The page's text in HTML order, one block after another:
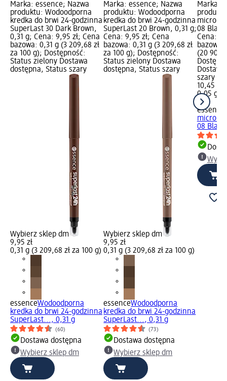
Marka: essence; Nazwa
produktu: Wodoodporna
kredka do brwi 24-godzinna
SuperLast 30 Dark Brown,
0,31 g; Cena: 9,95 zł; Cena
bazowa: 0,31 g (3 209,68 zł
za 100 g); Dostępność:
Status zielony Dostawa
dostępna, Status szary
Wybierz sklep dm
9,95 zł
0,31 g (3 209,68 zł za 100 g)
essenceWodoodporna
kredka do brwi 24-godzinna
SuperLast..., 0,31 g
(60)
Dostawa dostępna
Wybierz sklep dm
Marka: essence; Nazwa
produktu: Wodoodporna
kredka do brwi 24-godzinna
SuperLast 20 Brown, 0,31 g;
Cena: 9,95 zł; Cena
bazowa: 0,31 g (3 209,68 zł
za 100 g); Dostępność:
Status zielony Dostawa
dostępna, Status szary
Wybierz sklep dm
9,95 zł
0,31 g (3 209,68 zł za 100 g)
essenceWodoodporna
kredka do brwi 24-godzinna
SuperLast..., 0,31 g
(73)
Dostawa dostępna
Wybierz sklep dm
Marka:
micro
08
Cena:
bazowa:
(20
szary
10,45 zł
0,05 g
g)
essence
micro
08